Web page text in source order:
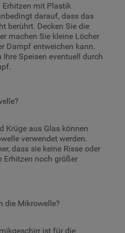
Erhitzen mit Plastik
darauf, dass das
berührt. Decken Sie die
machen Sie kleine Löcher
Dampf entweichen kann.
Speisen eventuell durch
Krüge aus Glas können
verwendet werden.
dass sie keine Risse oder
Erhitzen noch größer
die Mikrowelle?
ist für die
seiten/nutzung-